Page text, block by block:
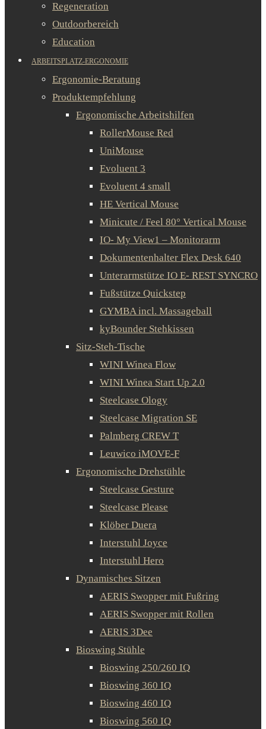
Regeneration
Outdoorbereich
Education
ARBEITSPLATZ-ERGONOMIE
Ergonomie-Beratung
Produktempfehlung
Ergonomische Arbeitshilfen
RollerMouse Red
UniMouse
Evoluent 3
Evoluent 4 small
HE Vertical Mouse
Minicute / Feel 80° Vertical Mouse
IO- My View1 – Monitorarm
Dokumentenhalter Flex Desk 640
Unterarmstütze IO E- REST SYNCRO
Fußstütze Quickstep
GYMBA incl. Massageball
kyBounder Stehkissen
Sitz-Steh-Tische
WINI Winea Flow
WINI Winea Start Up 2.0
Steelcase Ology
Steelcase Migration SE
Palmberg CREW T
Leuwico iMOVE-F
Ergonomische Drehstühle
Steelcase Gesture
Steelcase Please
Klöber Duera
Interstuhl Joyce
Interstuhl Hero
Dynamisches Sitzen
AERIS Swopper mit Fußring
AERIS Swopper mit Rollen
AERIS 3Dee
Bioswing Stühle
Bioswing 250/260 IQ
Bioswing 360 IQ
Bioswing 460 IQ
Bioswing 560 IQ